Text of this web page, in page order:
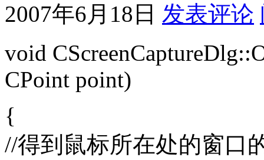
2007年6月18日 发表评论
void
CPoint point)
{
//得到鼠标所在处的窗口